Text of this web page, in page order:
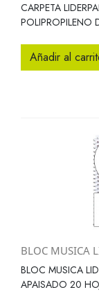
CARPETA
POLIPROPILENO
Añadir al
BLOC MUSICA
BLOC MUSICA
APAISADO 20